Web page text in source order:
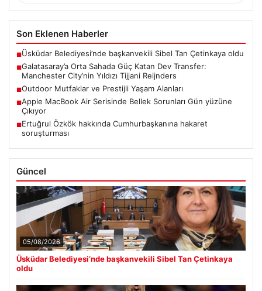
Son Eklenen Haberler
■Üsküdar Belediyesi’nde başkanvekili Sibel Tan Çetinkaya oldu
■Galatasaray’a Orta Sahada Güç Katan Dev Transfer:
Manchester City’nin Yıldızı Tijjani Reijnders
■Outdoor Mutfaklar ve Prestijli Yaşam Alanları
■Apple MacBook Air Serisinde Bellek Sorunları Gün yüzüne
Çıkıyor
■Ertuğrul Özkök hakkında Cumhurbaşkanına hakaret
soruşturması
Güncel
05/08/2026
Üsküdar Belediyesi’nde başkanvekili Sibel Tan Çetinkaya
oldu